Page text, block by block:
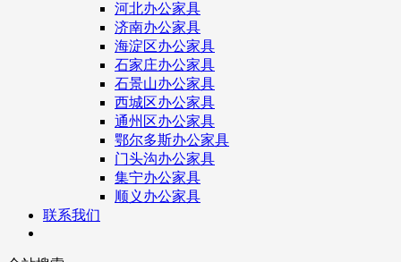
河北办公家具
济南办公家具
海淀区办公家具
石家庄办公家具
石景山办公家具
西城区办公家具
通州区办公家具
鄂尔多斯办公家具
门头沟办公家具
集宁办公家具
顺义办公家具
联系我们